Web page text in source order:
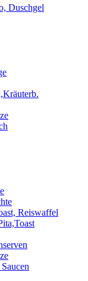
Duschgel
Reiswaffel